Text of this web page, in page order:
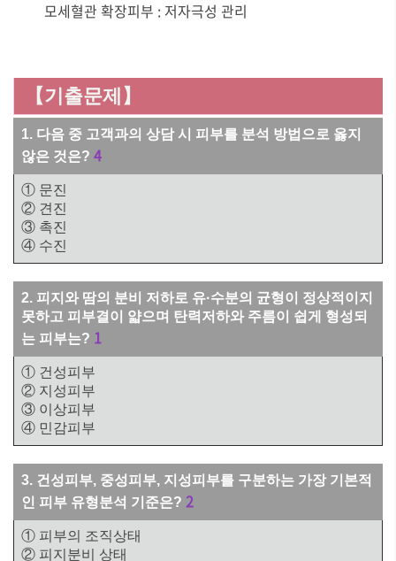
모세혈관 확장피부 : 저자극성 관리
【기출문제】
1. 다음 중 고객과의 상담 시 피부를 분석 방법으로 옳지
않은 것은? 4
① 문진
② 견진
③ 촉진
④ 수진
2. 피지와 땀의 분비 저하로 유·수분의 균형이 정상적이지
못하고 피부결이 얇으며 탄력저하와 주름이 쉽게 형성되
는 피부는? 1
① 건성피부
② 지성피부
③ 이상피부
④ 민감피부
3. 건성피부, 중성피부, 지성피부를 구분하는 가장 기본적
인 피부 유형분석 기준은? 2
① 피부의 조직상태
② 피지분비 상태